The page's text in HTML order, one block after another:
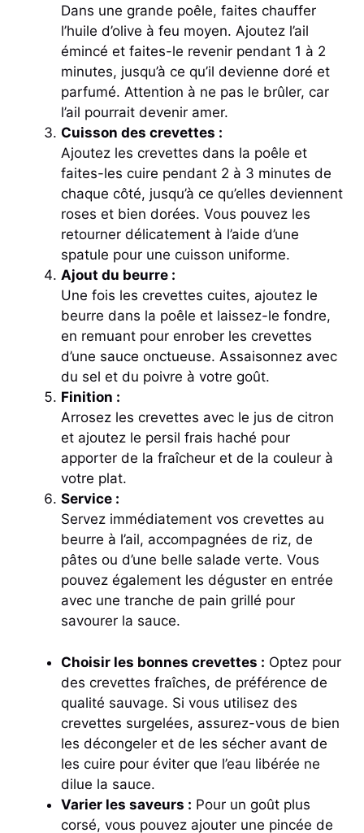
Dans une grande poêle, faites chauffer
l’huile d’olive à feu moyen. Ajoutez l’ail
émincé et faites-le revenir pendant 1 à 2
minutes, jusqu’à ce qu’il devienne doré et
parfumé. Attention à ne pas le brûler, car
l’ail pourrait devenir amer.
Cuisson des crevettes :
Ajoutez les crevettes dans la poêle et
faites-les cuire pendant 2 à 3 minutes de
chaque côté, jusqu’à ce qu’elles deviennent
roses et bien dorées. Vous pouvez les
retourner délicatement à l’aide d’une
spatule pour une cuisson uniforme.
Ajout du beurre :
Une fois les crevettes cuites, ajoutez le
beurre dans la poêle et laissez-le fondre,
en remuant pour enrober les crevettes
d’une sauce onctueuse. Assaisonnez avec
du sel et du poivre à votre goût.
Finition :
Arrosez les crevettes avec le jus de citron
et ajoutez le persil frais haché pour
apporter de la fraîcheur et de la couleur à
votre plat.
Service :
Servez immédiatement vos crevettes au
beurre à l’ail, accompagnées de riz, de
pâtes ou d’une belle salade verte. Vous
pouvez également les déguster en entrée
avec une tranche de pain grillé pour
savourer la sauce.
Choisir les bonnes crevettes : Optez pour
des crevettes fraîches, de préférence de
qualité sauvage. Si vous utilisez des
crevettes surgelées, assurez-vous de bien
les décongeler et de les sécher avant de
les cuire pour éviter que l’eau libérée ne
dilue la sauce.
Varier les saveurs : Pour un goût plus
corsé, vous pouvez ajouter une pincée de